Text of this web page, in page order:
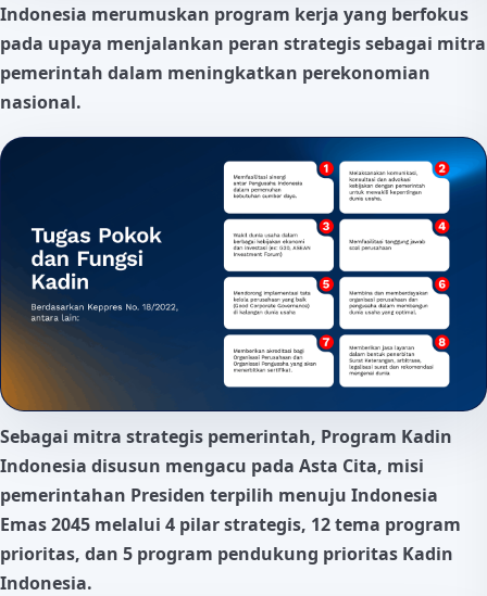
Indonesia merumuskan program kerja yang berfokus
pada upaya menjalankan peran strategis sebagai mitra
pemerintah dalam meningkatkan perekonomian
nasional.
Sebagai mitra strategis pemerintah, Program Kadin
Indonesia disusun mengacu pada Asta Cita, misi
pemerintahan Presiden terpilih menuju Indonesia
Emas 2045 melalui 4 pilar strategis, 12 tema program
prioritas, dan 5 program pendukung prioritas Kadin
Indonesia.